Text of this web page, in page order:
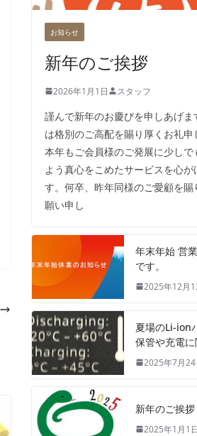
お知らせ
新年のご挨拶
2026年1月1日 スタッフ
謹んで新年のお慶びを申しあげま
は格別のご高配を賜り厚くお礼申
本年もご会員様のご発展に少しで
よう真心をこめたサービスを心が
す。何卒、昨年同様のご愛顧を賜
願い申し
年末年始 営
です。
2025年12月
夏場のLi-ion
保管や充電
2025年7月24
新年のご挨拶
2025年1月1日